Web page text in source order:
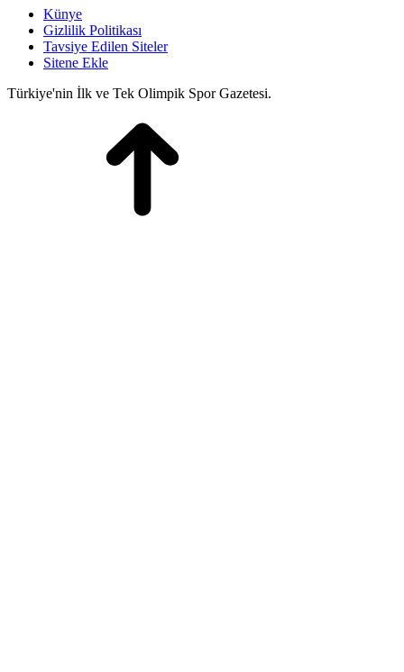
Künye
Gizlilik Politikası
Tavsiye Edilen Siteler
Sitene Ekle
Türkiye'nin İlk ve Tek Olimpik Spor Gazetesi.